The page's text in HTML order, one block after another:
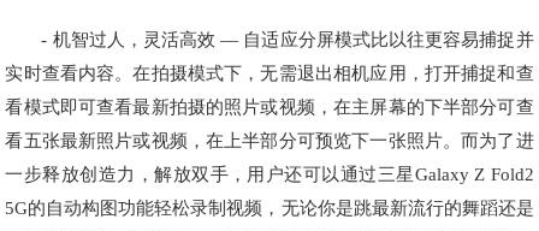
- 机智过人，灵活高效 — 自适应分屏模式比以往更容易捕捉并
实时查看内容。在拍摄模式下，无需退出相机应用，打开捕捉和查
看模式即可查看最新拍摄的照片或视频，在主屏幕的下半部分可查
看五张最新照片或视频，在上半部分可预览下一张照片。而为了进
一步释放创造力，解放双手，用户还可以通过三星Galaxy Z Fold2
5G的自动构图功能轻松录制视频，无论你是跳最新流行的舞蹈还是